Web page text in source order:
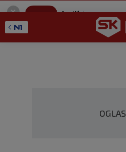
SportKlub
GET - On the Google Play
OGLAS